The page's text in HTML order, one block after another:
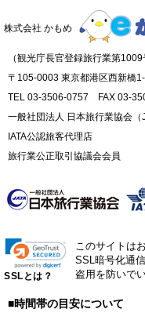
株式会社 かもめ
（観光庁長官登録旅行業第1009
〒105-0003 東京都港区西新橋
TEL 03-3506-0757 FAX 03-
一般社団法人 日本旅行業協会（
IATA公認旅客代理店
旅行業公正取引協議会会員
SSLとは？
このサイトは
SSL暗号化通
盗用を防いでい
■時間帯の目安について